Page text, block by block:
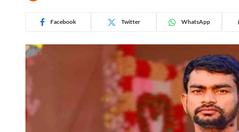
Facebook Twitter WhatsApp